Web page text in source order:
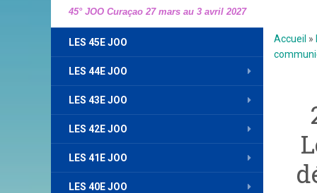
45° JOO Curaçao 27 mars au 3 avril 2027
LES 45E JOO
LES 44E JOO
LES 43E JOO
LES 42E JOO
LES 41E JOO
LES 40E JOO
Accueil »